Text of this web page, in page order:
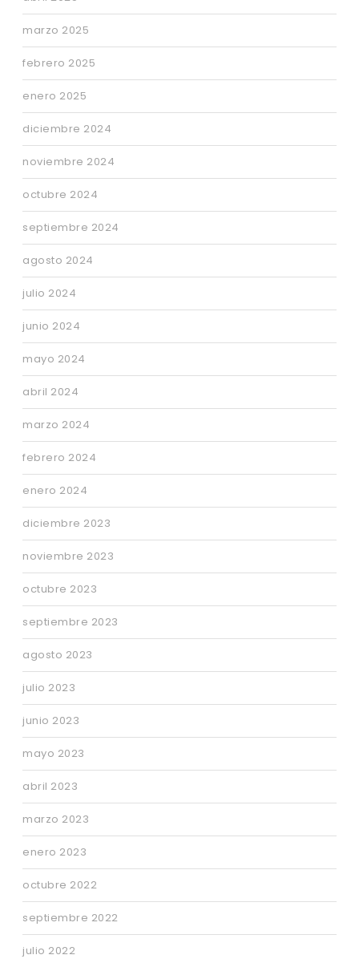
marzo 2025
febrero 2025
enero 2025
diciembre 2024
noviembre 2024
octubre 2024
septiembre 2024
agosto 2024
julio 2024
junio 2024
mayo 2024
abril 2024
marzo 2024
febrero 2024
enero 2024
diciembre 2023
noviembre 2023
octubre 2023
septiembre 2023
agosto 2023
julio 2023
junio 2023
mayo 2023
abril 2023
marzo 2023
enero 2023
octubre 2022
septiembre 2022
julio 2022